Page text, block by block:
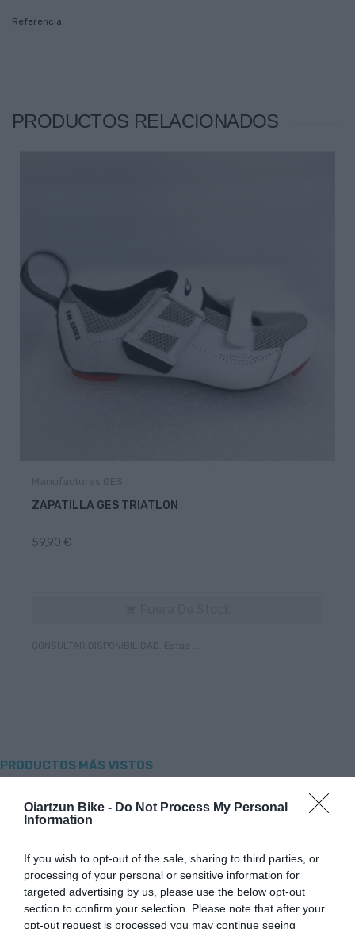
Oiartzun Bike - Do Not Process My Personal
Information
If you wish to opt-out of the sale, sharing to third parties, or
processing of your personal or sensitive information for
targeted advertising by us, please use the below opt-out
section to confirm your selection. Please note that after your
opt-out request is processed you may continue seeing
Referencia:
PRODUCTOS RELACIONADOS
ZAPATILLA GES TRIATLON
59,90 €
PRODUCTOS MÁS VISTOS